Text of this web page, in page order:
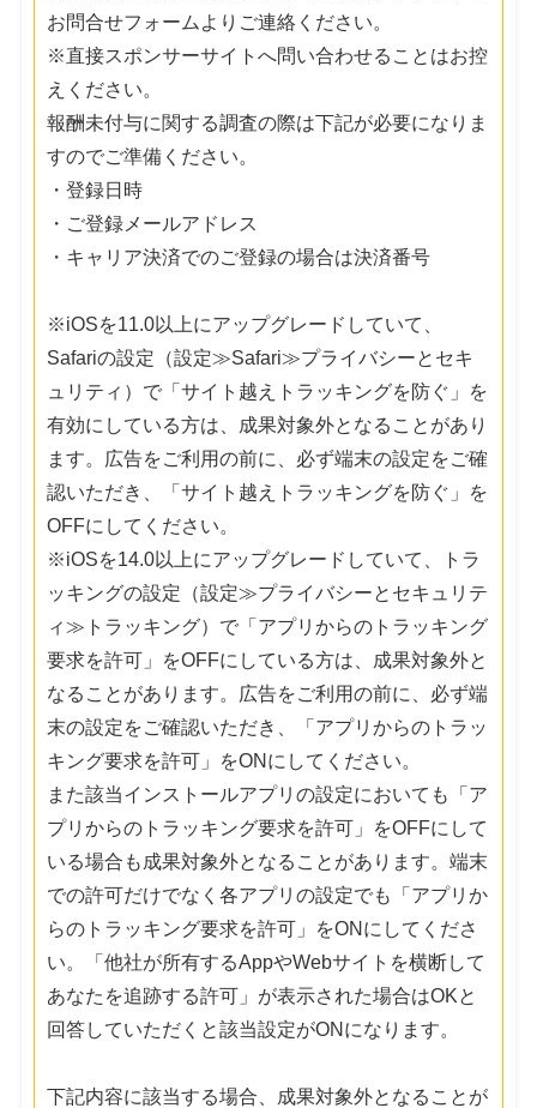
お問合せフォームよりご連絡ください。
※直接スポンサーサイトへ問い合わせることはお控
えください。
報酬未付与に関する調査の際は下記が必要になりま
すのでご準備ください。
・登録日時
・ご登録メールアドレス
・キャリア決済でのご登録の場合は決済番号
※iOSを11.0以上にアップグレードしていて、
Safariの設定（設定≫Safari≫プライバシーとセキ
ュリティ）で「サイト越えトラッキングを防ぐ」を
有効にしている方は、成果対象外となることがあり
ます。広告をご利用の前に、必ず端末の設定をご確
認いただき、「サイト越えトラッキングを防ぐ」を
OFFにしてください。
※iOSを14.0以上にアップグレードしていて、トラ
ッキングの設定（設定≫プライバシーとセキュリテ
ィ≫トラッキング）で「アプリからのトラッキング
要求を許可」をOFFにしている方は、成果対象外と
なることがあります。広告をご利用の前に、必ず端
末の設定をご確認いただき、「アプリからのトラッ
キング要求を許可」をONにしてください。
また該当インストールアプリの設定においても「ア
プリからのトラッキング要求を許可」をOFFにして
いる場合も成果対象外となることがあります。端末
での許可だけでなく各アプリの設定でも「アプリか
らのトラッキング要求を許可」をONにしてくださ
い。「他社が所有するAppやWebサイトを横断して
あなたを追跡する許可」が表示された場合はOKと
回答していただくと該当設定がONになります。
下記内容に該当する場合、成果対象外となることが